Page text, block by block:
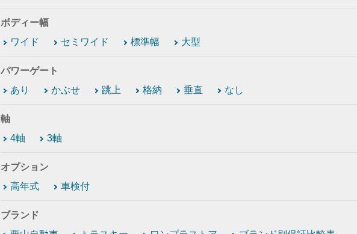
ボディー幅
ワイド
セミワイド 標準幅 大型
パワーゲート
あり
かぶせ 跳上 格納 垂直 なし
軸
4軸
3軸
オプション
高年式
車検付
ブランド